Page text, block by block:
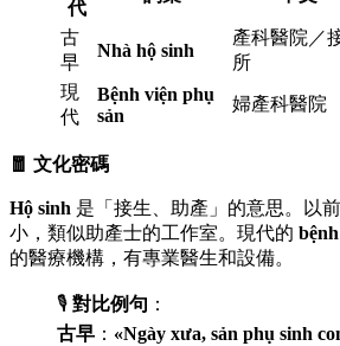
代
古
早
Nhà hộ sinh
產科醫院／
所
現
代
Bệnh viện phụ
sản
婦產科醫院
🧧 文化密碼
Hộ sinh 是「接生、助產」的意思。以
小，類似助產士的工作室。現代的
的醫療機構，有專業醫生和設備。
🎙️ 對比例句 ：
古早 ： «Ngày xưa, sản phụ sinh